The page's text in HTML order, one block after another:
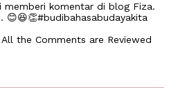
memberi komentar di blog Fiza.
😊😆👏#budibahasabudayakita
the Comments are Reviewed